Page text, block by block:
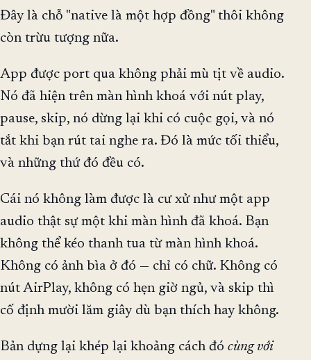
Đây là chỗ "native là một hợp đồng" thôi không
còn trừu tượng nữa.
App được port qua không phải mù tịt về audio.
Nó đã hiện trên màn hình khoá với nút play,
pause, skip, nó dừng lại khi có cuộc gọi, và nó
tắt khi bạn rút tai nghe ra. Đó là mức tối thiểu,
và những thứ đó đều có.
Cái nó không làm được là cư xử như một app
audio thật sự một khi màn hình đã khoá. Bạn
không thể kéo thanh tua từ màn hình khoá.
Không có ảnh bìa ở đó — chỉ có chữ. Không có
nút AirPlay, không có hẹn giờ ngủ, và skip thì
cố định mười lăm giây dù bạn thích hay không.
Bản dựng lại khép lại khoảng cách đó cùng với